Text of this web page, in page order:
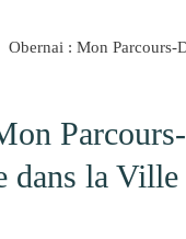
Parcours-
dans la Ville